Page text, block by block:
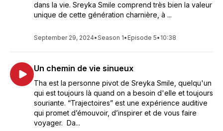
dans la vie. Sreyka Smile comprend très bien la valeur
unique de cette génération charnière, à ...
September 29, 2024•Season 1• Episode 5• 10:38
Un chemin de vie sinueux
Tha est la personne pivot de Sreyka Smile, quelqu'un
qui est toujours là quand on a besoin d'elle et toujours
souriante. “Trajectoires” est une expérience auditive
qui promet d’émouvoir, d’inspirer et de vous faire
voyager. Da...